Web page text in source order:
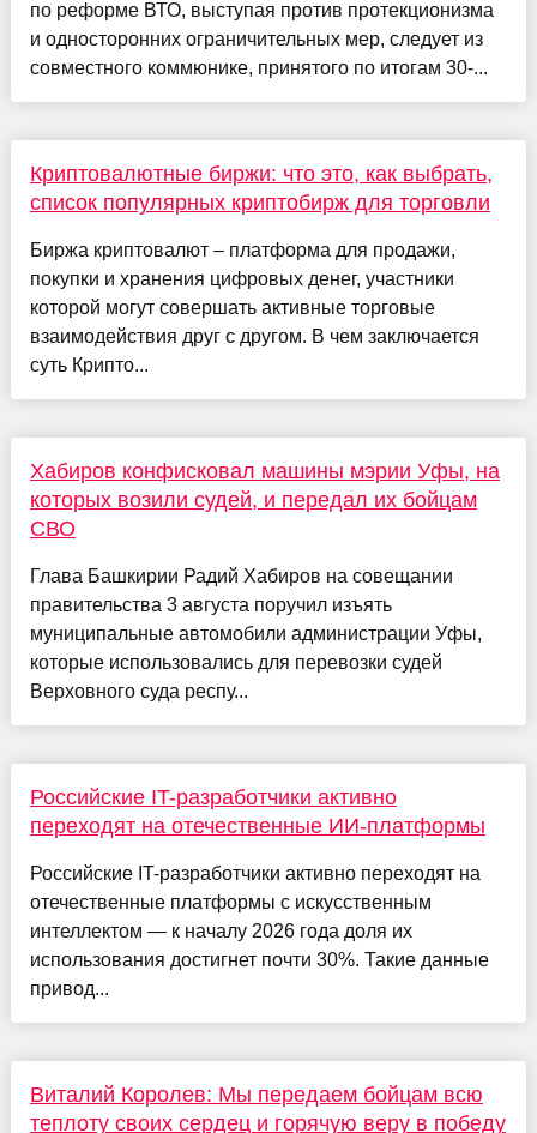
по реформе ВТО, выступая против протекционизма
и односторонних ограничительных мер, следует из
совместного коммюнике, принятого по итогам 30-...
Криптовалютные биржи: что это, как выбрать,
список популярных криптобирж для торговли
Биржа криптовалют – платформа для продажи,
покупки и хранения цифровых денег, участники
которой могут совершать активные торговые
взаимодействия друг с другом. В чем заключается
суть Крипто...
Хабиров конфисковал машины мэрии Уфы, на
которых возили судей, и передал их бойцам
СВО
Глава Башкирии Радий Хабиров на совещании
правительства 3 августа поручил изъять
муниципальные автомобили администрации Уфы,
которые использовались для перевозки судей
Верховного суда респу...
Российские IT-разработчики активно
переходят на отечественные ИИ-платформы
Российские IT-разработчики активно переходят на
отечественные платформы с искусственным
интеллектом — к началу 2026 года доля их
использования достигнет почти 30%. Такие данные
привод...
Виталий Королев: Мы передаем бойцам всю
теплоту своих сердец и горячую веру в победу